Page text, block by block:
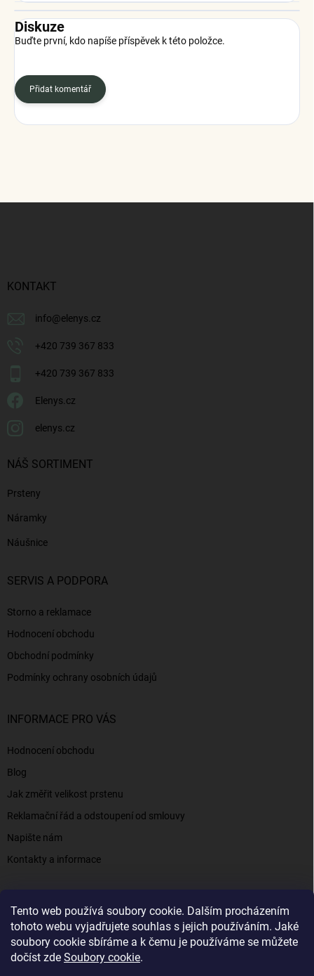
Tento web používá soubory cookie. Dalším procházením
tohoto webu vyjadřujete souhlas s jejich používáním. Jaké
soubory cookie sbíráme a k čemu je používáme se můžete
dočíst zde Soubory cookie.
Diskuze
Buďte první, kdo napíše příspěvek k této položce.
Přidat komentář
KONTAKT
info@elenys.cz
+420 739 367 833
+420 739 367 833
Elenys.cz
elenys.cz
NÁŠ SORTIMENT
Prsteny
Náramky
Náušnice
SERVIS A PODPORA
Storno a reklamace
Hodnocení obchodu
Obchodní podmínky
Podmínky ochrany osobních údajů
INFORMACE PRO VÁS
Hodnocení obchodu
Blog
Jak změřit velikost prstenu
Reklamační řád a odstoupení od smlouvy
Napište nám
Kontakty a informace
Elenys.cz - šperky, kterým věříte už od roku 2016